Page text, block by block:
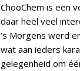
ChooChem is een
daar heel veel
’s Morgens werd
wat aan ieders
gelegenheid om